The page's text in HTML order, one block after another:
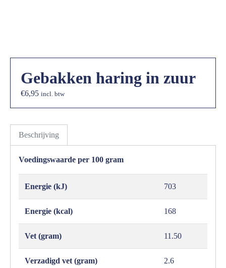
Gebakken haring in zuur
€6,95 incl. btw
Beschrijving
Voedingswaarde per 100 gram
Energie (kJ) 703
Energie (kcal) 168
Vet (gram) 11.50
Verzadigd vet (gram) 2.6